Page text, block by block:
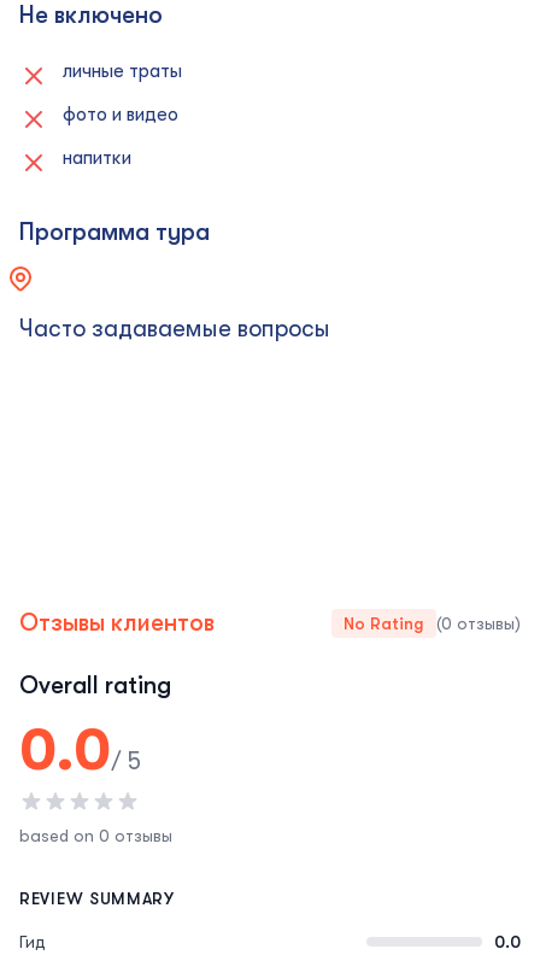
Не включено
личные траты
фото и видео
напитки
Программа тура
Часто задаваемые вопросы
Отзывы клиентов No Rating (0 отзывы)
Overall rating
0.0/ 5
based on 0 отзывы
REVIEW SUMMARY
Гид
0.0